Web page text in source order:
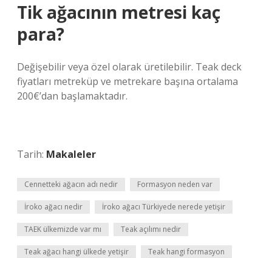
Tik ağacının metresi kaç
para?
Değişebilir veya özel olarak üretilebilir. Teak deck
fiyatları metreküp ve metrekare başına ortalama
200€’dan başlamaktadır.
Tarih: Makaleler
Cennetteki ağacın adı nedir Formasyon neden var
İroko ağacı nedir İroko ağacı Türkiyede nerede yetişir
TAEK ülkemizde var mı Teak açılımı nedir
Teak ağacı hangi ülkede yetişir Teak hangi formasyon